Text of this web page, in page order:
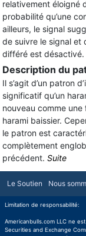
relativement éloigné
probabilité qu’une
ailleurs, le signal
de suivre le signal et
différé est désactivé.
Description du
Il s’agit d’un patron
significatif qu’un
nouveau comme
harami baissier.
le patron est
complètement
précédent. Suite
Le Soutien Nous
Limitation de responsabilité:
Americanbulls.com LLC ne
Securities and Exchange